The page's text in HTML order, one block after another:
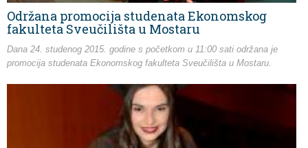
Održana promocija studenata Ekonomskog
fakulteta Sveučilišta u Mostaru
Dana 24. studenog 2015. godine s početkom u 11:00 sati održana je
promocija studenata Ekonomskog fakulteta Sveučilišta u Mostaru.